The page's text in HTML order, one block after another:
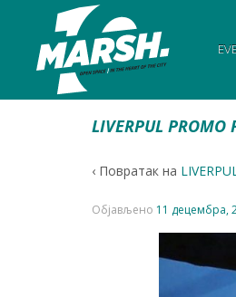
LIVERPUL PROMO
‹ Повратак на
Објављено 11 децембра,